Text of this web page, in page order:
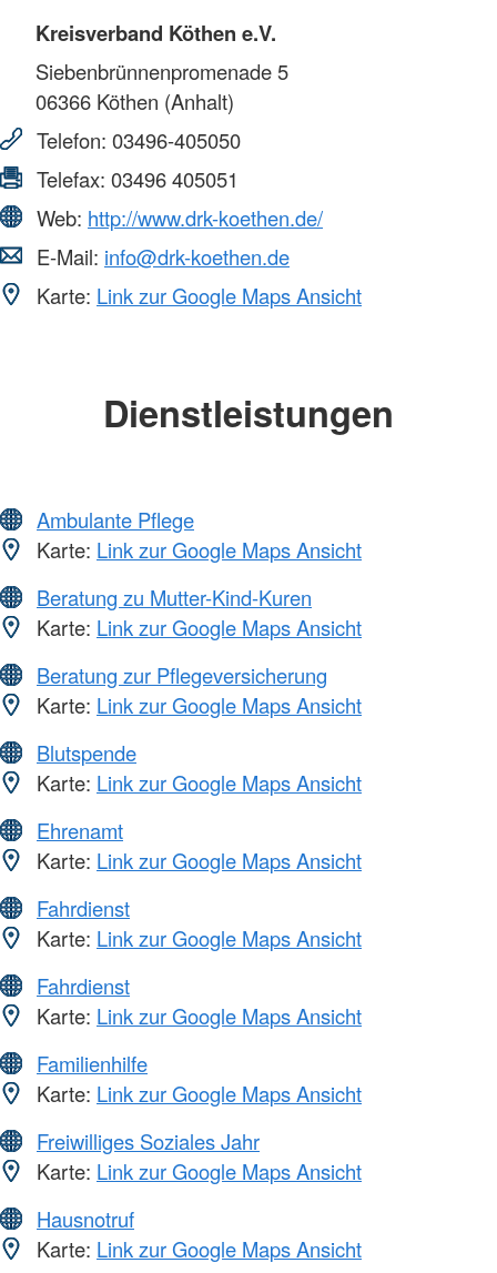
Kreisverband Köthen e.V.
Siebenbrünnenpromenade 5
06366 Köthen (Anhalt)
Telefon: 03496-405050
Telefax: 03496 405051
Web: http://www.drk-koethen.de/
E-Mail: info@drk-koethen.de
Karte: Link zur Google Maps Ansicht
Dienstleistungen
Ambulante Pflege
Karte: Link zur Google Maps Ansicht
Beratung zu Mutter-Kind-Kuren
Karte: Link zur Google Maps Ansicht
Beratung zur Pflegeversicherung
Karte: Link zur Google Maps Ansicht
Blutspende
Karte: Link zur Google Maps Ansicht
Ehrenamt
Karte: Link zur Google Maps Ansicht
Fahrdienst
Karte: Link zur Google Maps Ansicht
Fahrdienst
Karte: Link zur Google Maps Ansicht
Familienhilfe
Karte: Link zur Google Maps Ansicht
Freiwilliges Soziales Jahr
Karte: Link zur Google Maps Ansicht
Hausnotruf
Karte: Link zur Google Maps Ansicht